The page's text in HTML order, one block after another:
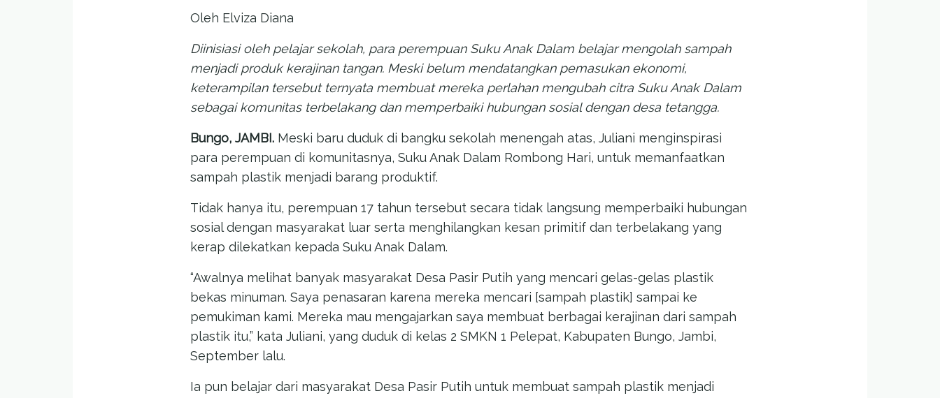
Oleh Elviza Diana
Diinisiasi oleh pelajar sekolah, para perempuan Suku Anak Dalam belajar mengolah sampah
menjadi produk kerajinan tangan. Meski belum mendatangkan pemasukan ekonomi,
keterampilan tersebut ternyata membuat mereka perlahan mengubah citra Suku Anak Dalam
sebagai komunitas terbelakang dan memperbaiki hubungan sosial dengan desa tetangga.
Bungo, JAMBI. Meski baru duduk di bangku sekolah menengah atas, Juliani menginspirasi
para perempuan di komunitasnya, Suku Anak Dalam Rombong Hari, untuk memanfaatkan
sampah plastik menjadi barang produktif.
Tidak hanya itu, perempuan 17 tahun tersebut secara tidak langsung memperbaiki hubungan
sosial dengan masyarakat luar serta menghilangkan kesan primitif dan terbelakang yang
kerap dilekatkan kepada Suku Anak Dalam.
“Awalnya melihat banyak masyarakat Desa Pasir Putih yang mencari gelas-gelas plastik
bekas minuman. Saya penasaran karena mereka mencari [sampah plastik] sampai ke
pemukiman kami. Mereka mau mengajarkan saya membuat berbagai kerajinan dari sampah
plastik itu,” kata Juliani, yang duduk di kelas 2 SMKN 1 Pelepat, Kabupaten Bungo, Jambi,
September lalu.
Ia pun belajar dari masyarakat Desa Pasir Putih untuk membuat sampah plastik menjadi